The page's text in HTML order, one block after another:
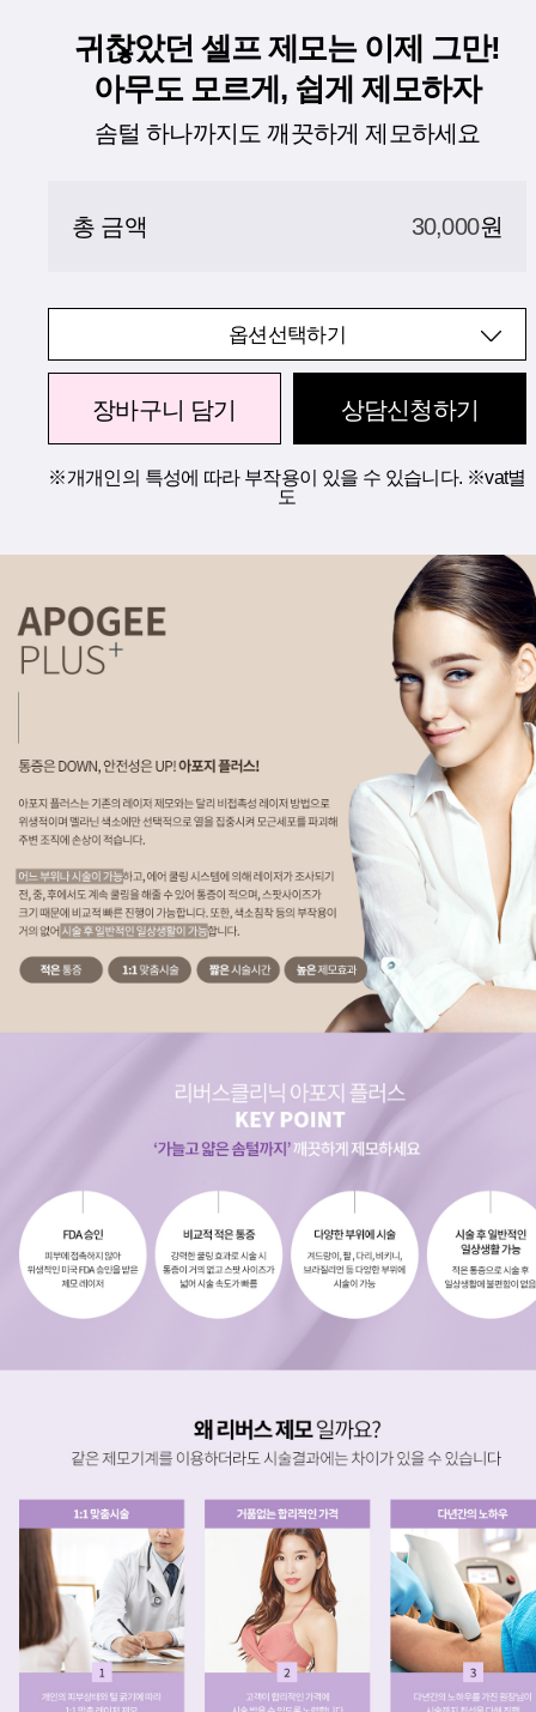
귀찮았던 셀프 제모는 이제 그만!
아무도 모르게, 쉽게 제모하자
솜털 하나까지도 깨끗하게 제모하세요
총 금액 30,000원
옵션선택하기
장바구니 담기 상담신청하기
※개개인의 특성에 따라 부작용이 있을 수 있습니다. ※vat별
도